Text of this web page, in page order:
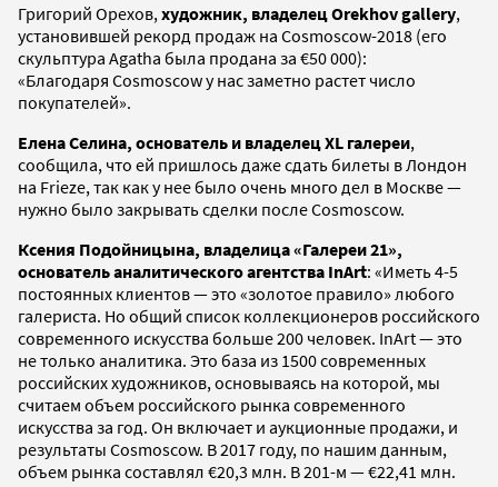
Григорий Орехов, художник, владелец Orekhov gallery,
установившей рекорд продаж на Cosmoscow-2018 (его
скульптура Agatha была продана за €50 000):
«Благодаря Cosmoscow у нас заметно растет число
покупателей».
Елена Селина, основатель и владелец XL галереи,
сообщила, что ей пришлось даже сдать билеты в Лондон
на Frieze, так как у нее было очень много дел в Москве —
нужно было закрывать сделки после Cosmoscow.
Ксения Подойницына, владелица «Галереи 21»,
основатель аналитического агентства InArt: «Иметь 4-5
постоянных клиентов — это «золотое правило» любого
галериста. Но общий список коллекционеров российского
современного искусства больше 200 человек. InArt — это
не только аналитика. Это база из 1500 современных
российских художников, основываясь на которой, мы
считаем объем российского рынка современного
искусства за год. Он включает и аукционные продажи, и
результаты Cosmoscow. В 2017 году, по нашим данным,
объем рынка составлял €20,3 млн. В 201-м — €22,41 млн.